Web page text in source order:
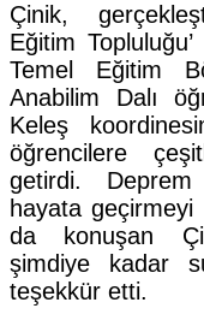
Çinik,
Eğitim
Temel Eğitim
Anabilim Dalı
Keleş
öğrencilere
getirdi.
hayata geçirmeyi
da konuşan
şimdiye kadar
teşekkür etti.